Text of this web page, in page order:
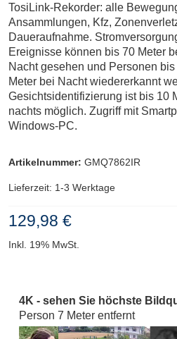
TosiLink-Rekorder: alle
Ansammlungen, Kfz,
Daueraufnahme.
Ereignisse können bis 70 Meter
Nacht gesehen und Personen
Meter bei Nacht wiedererkannt
Gesichtsidentifizierung ist bis 10
nachts möglich. Zugriff mit
Windows-PC.
Artikelnummer: GMQ7862IR
Lieferzeit: 1-3 Werktage
129,98 €
Inkl. 19% MwSt.
4K - sehen Sie höchste
Person 7 Meter entfernt